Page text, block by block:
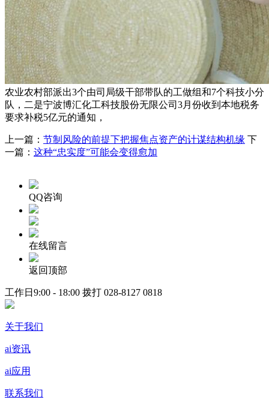
农业农村部派出3个由司局级干部带队的工做组和7个科技小分
队，二是宁波博汇化工科技股份无限公司3月份收到本地税务
要求补税5亿元的通知，
上一篇： 节制风险的前提下把握焦点资产的计谋结构机缘 下
一篇： 这种“忠实度”可能会变得愈加
QQ咨询
在线留言
返回顶部
工作日9:00 - 18:00 拨打 028-8127 0818
关于我们
ai资讯
ai应用
联系我们